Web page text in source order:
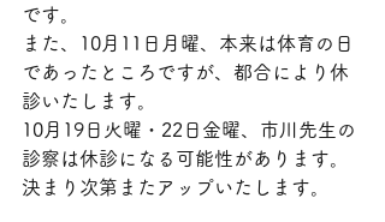
です。
また、10月11日月曜、本来は体育の日
であったところですが、都合により休
診いたします。
10月19日火曜・22日金曜、市川先生の
診察は休診になる可能性があります。
決まり次第またアップいたします。